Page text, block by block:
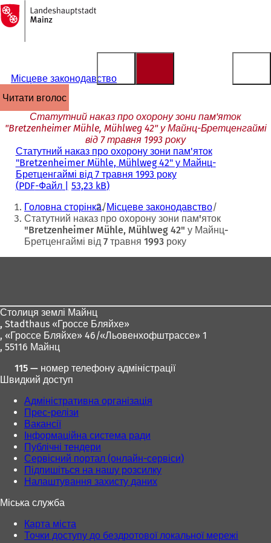
Перейти до змісту
На
головну
сторінку
Місцеве законодавство
читати вголос
Статутний наказ про охорону зони пам'яток
"Bretzenheimer Mühle, Mühlweg 42" у Майнц-Бретценгаймі
від 7 травня 1993 року
Статутний наказ про охорону зони пам'яток
"Bretzenheimer Mühle, Mühlweg 42" у Майнц-
Бретценгаймі від 7 травня 1993 року
PDF-Файл 53,23 kB
Ти
тут:
Головна сторінка Місцеве законодавство
Статутний наказ про охорону зони пам'яток
"Bretzenheimer Mühle, Mühlweg 42" у Майнц-
Бретценгаймі від 7 травня 1993 року
Столиця землі Майнц
, Stadthaus «Гроссе Бляйхе»
, «Гроссе Бляйхе» 46/«Льовенхофштрассе» 1
, 55116 Майнц
115 — номер телефону адміністрації
Швидкий доступ
Адміністративна організація
Прес-релізи
Вакансії
Інформаційна система ради
Публічні тендери
Сервісний портал (онлайн-сервіси)
Підпишіться на нашу розсилку
Налаштування захисту даних
Міська служба
Карта міста
Точки доступу до бездротової локальної мережі